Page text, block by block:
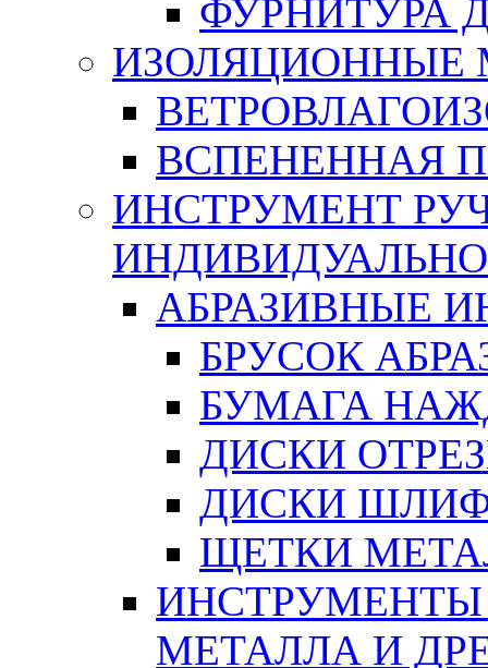
ФУРНИТУРА
ИЗОЛЯЦИОННЫЕ
ВСПЕНЕННАЯ
ИНСТРУМЕНТ
АБРАЗИВНЫЕ
БРУСОК
БУМАГА
ДИСКИ
ДИСКИ
ЩЕТКИ
ИНСТРУМЕНТЫ
МЕТАЛЛА И